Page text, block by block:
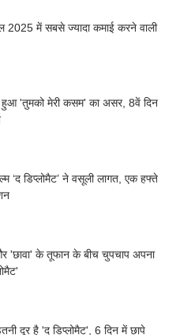
2025 में सबसे ज्यादा कमाई करने वाली
हुआ 'तुमको मेरी कसम' का असर, 8वें दिन
‘द डिप्लोमैट’ ने वसूली लागत, एक हफ्ते
'छावा' के तूफान के बीच चुपचाप अपना
दूर है 'द डिप्लोमैट', 6 दिन में छापे